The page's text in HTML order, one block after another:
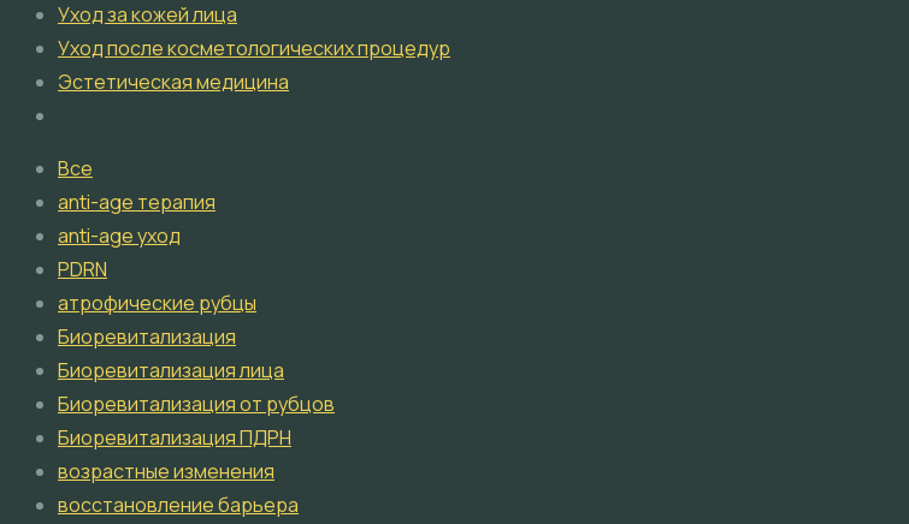
Уход за кожей лица
Уход после косметологических процедур
Эстетическая медицина
Все
anti-age терапия
anti-age уход
PDRN
атрофические рубцы
Биоревитализация
Биоревитализация лица
Биоревитализация от рубцов
Биоревитализация ПДРН
возрастные изменения
восстановление барьера